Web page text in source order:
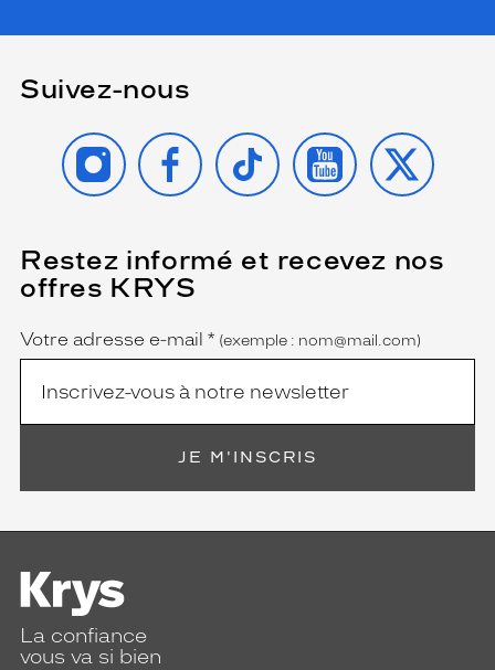
Suivez-nous
INSTAGRAMFACEBOOK
TIKTOK YOUTUBE
X
Restez informé et recevez nos
offres KRYS
Name
Votre adresse e-mail *
(Ce
champ
est
obligatoire)
(exemple : nom@mail.com)
JE M'INSCRIS
La confiance
vous va si bien